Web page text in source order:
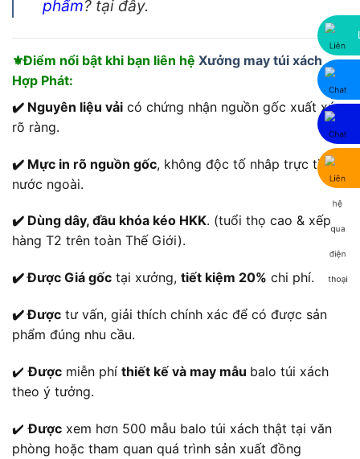
phẩm? tại đây.
⚜️Điểm nổi bật khi bạn liên hệ Xưởng may túi xách
Hợp Phát:
✔️ Nguyên liệu vải có chứng nhận nguồn gốc xuất xứ
rõ ràng.
✔️ Mực in rõ nguồn gốc, không độc tố nhâp trực tiếp
nước ngoài.
✔️ Dùng dây, đầu khóa kéo HKK. (tuổi thọ cao & xếp
hàng T2 trên toàn Thế Giới).
✔️ Được Giá gốc tại xưởng, tiết kiệm 20% chi phí.
✔️ Được tư vấn, giải thích chính xác để có được sản
phẩm đúng nhu cầu.
✔️Được miễn phí thiết kế và may mẫu balo túi xách
theo ý tưởng.
✔️Được xem hơn 500 mẫu balo túi xách thật tại văn
phòng hoặc tham quan quá trình sản xuất đồng